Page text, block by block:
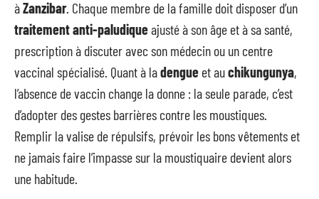
àZanzibar. Chaque membre de la famille doit disposer d’un
traitement anti-paludiqueajusté à son âge et à sa santé,
prescription à discuter avec son médecin ou un centre
vaccinal spécialisé. Quant à ladengue et auchikungunya,
l’absence de vaccin change la donne : la seule parade, c’est
d’adopter des gestes barrières contre les moustiques.
Remplir la valise de répulsifs, prévoir les bons vêtements et
ne jamais faire l’impasse sur la moustiquaire devient alors
une habitude.